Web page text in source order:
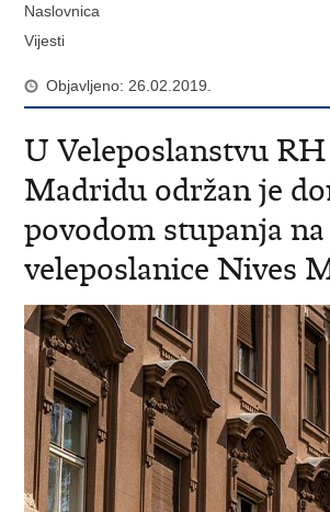
Naslovnica
Vijesti
Objavljeno: 26.02.2019.
U Veleposlanstvu
Madridu održan je
povodom stupanja
veleposlanice Nives